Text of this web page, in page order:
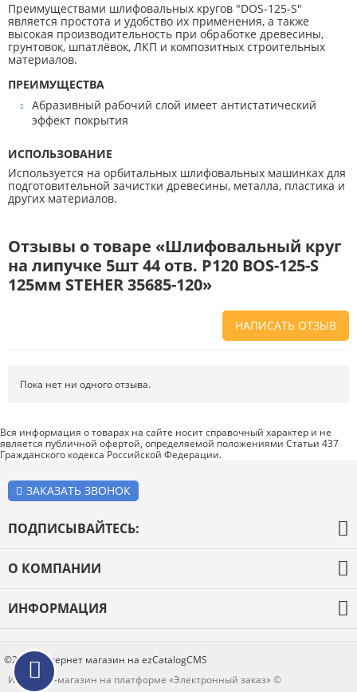
Преимуществами шлифовальных кругов ″DOS-125-S″
является простота и удобство их применения, а также
высокая производительность при обработке древесины,
грунтовок, шпатлёвок, ЛКП и композитных строительных
материалов.
ПРЕИМУЩЕСТВА
Абразивный рабочий слой имеет антистатический
эффект покрытия
ИСПОЛЬЗОВАНИЕ
Используется на орбитальных шлифовальных машинках для
подготовительной зачистки древесины, металла, пластика и
других материалов.
Отзывы о товаре «Шлифовальный круг
на липучке 5шт 44 отв. Р120 BOS-125-S
125мм STEHER 35685-120»
НАПИСАТЬ ОТЗЫВ
не ошиблись в своем выборе.
Доставка. Как был упакован товар? Доставили ли его вам в
оговоренный срок?
Товар . Качественный? Какие его плюсы и минусы?
Пока нет ни одного отзыва.
Вся информация о товарах на сайте носит справочный характер и не
является публичной офертой, определяемой положениями Статьи 437
Гражданского кодекса Российской Федерации.
ЗАКАЗАТЬ ЗВОНОК
ПОДПИСЫВАЙТЕСЬ:
О КОМПАНИИ
Новости
Контакты
ИНФОРМАЦИЯ
Каталог товаров
Блог
Отзывы
©2026 Интернет магазин на ezCatalogCMS
Интернет-магазин на платформе «Электронный заказ» ©